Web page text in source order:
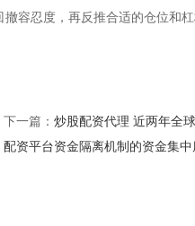
容忍度，再反推合适的仓位和
下一篇： 炒股配资代理 近两年全
配资平台资金隔离机制的资金集